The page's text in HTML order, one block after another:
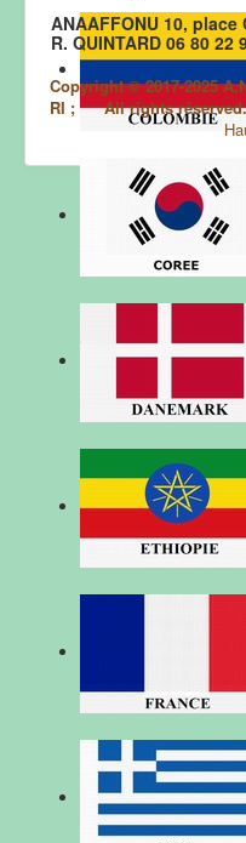
ANAAFFONU 10,
R. QUINTARD 06 80 22
Copyright © 2017-2025
RI ; All